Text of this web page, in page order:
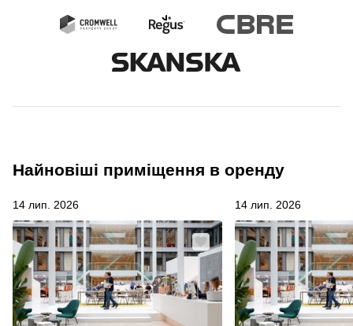
Найновіші приміщення в оренду
14 лип. 2026 14 лип. 2026